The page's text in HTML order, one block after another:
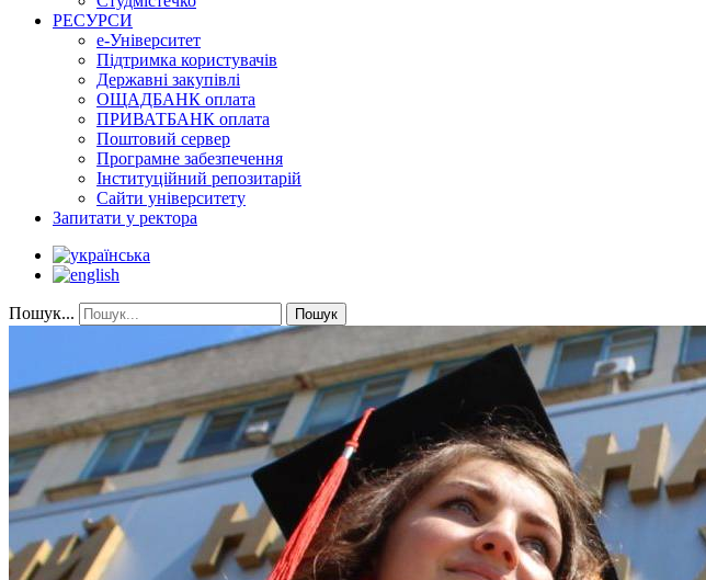
РЕСУРСИ
е-Університет
Підтримка користувачів
Державні закупівлі
ОЩАДБАНК оплата
ПРИВАТБАНК оплата
Поштовий сервер
Програмне забезпечення
Інституційний репозитарій
Сайти університету
Запитати у ректора
Пошук... Пошук